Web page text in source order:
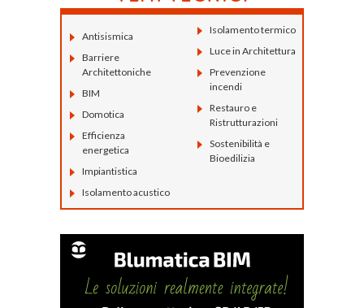
Antisismica
Barriere
Architettoniche
BIM
Domotica
Efficienza
energetica
Impiantistica
Isolamento acustico
Isolamento termico
Luce in Architettura
Prevenzione
incendi
Restauro e
Ristrutturazioni
Sostenibilità e
Bioedilizia